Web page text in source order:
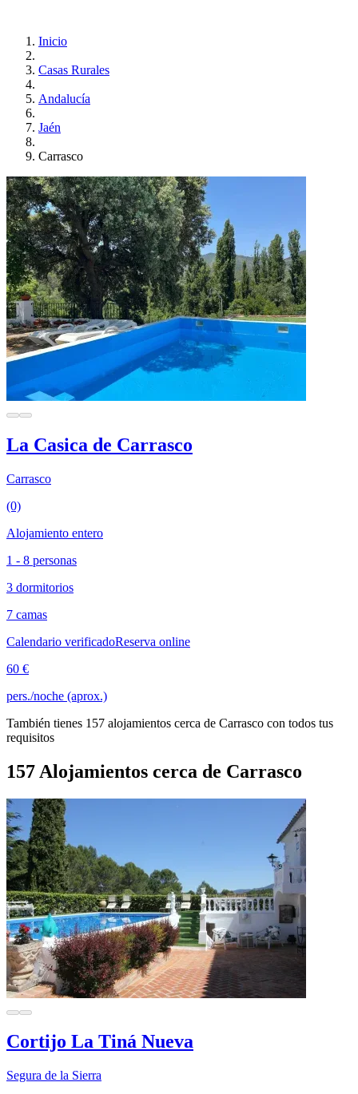
Inicio
Casas Rurales
Andalucía
Jaén
Carrasco
La Casica de Carrasco
Carrasco
(0)
Alojamiento entero
1 - 8 personas
3 dormitorios
7 camas
Calendario verificadoReserva online
60 €
pers./noche (aprox.)
También tienes 157 alojamientos cerca de Carrasco con todos tus
requisitos
157 Alojamientos cerca de Carrasco
Cortijo La Tiná Nueva
Segura de la Sierra